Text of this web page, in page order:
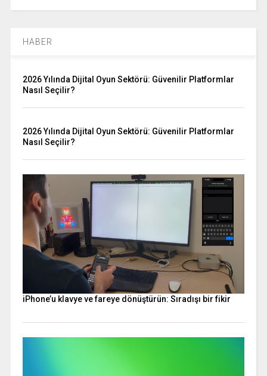
HABER
2026 Yılında Dijital Oyun Sektörü: Güvenilir Platformlar
Nasıl Seçilir?
2026 Yılında Dijital Oyun Sektörü: Güvenilir Platformlar
Nasıl Seçilir?
iPhone’u klavye ve fareye dönüştürün: Sıradışı bir fikir